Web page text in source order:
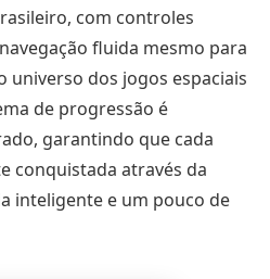
com controles
fluida mesmo para
universo dos jogos espaciais
de progressão é
garantindo que cada
conquistada através da
inteligente e um pouco de